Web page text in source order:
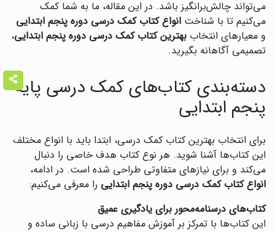
می‌تواند چالش‌برانگیز باشد. در این مقاله، ما به شما کمک
می‌کنیم تا با شناخت انواع کتاب کمک درسی دوره پنجم ابتدایی
و معیارهای انتخاب بهترین کتاب کمک درسی دوره پنجم ابتدایی،
تصمیمی آگاهانه بگیرید.
دسته‌بندی کتاب‌های کمک درسی پایه
پنجم ابتدایی
برای انتخاب بهترین کتاب کمک درسی، ابتدا باید با انواع مختلف
این کتاب‌ها آشنا شوید. هر نوع کتاب هدف خاصی را دنبال
می‌کند و برای نیازهای متفاوتی طراحی شده است. در ادامه،
انواع کتاب کمک درسی دوره پنجم ابتدایی را معرفی می‌کنیم:
کتاب‌های درسنامه‌محور برای یادگیری عمیق
این کتاب‌ها با تمرکز بر آموزش مفاهیم درسی با زبانی ساده و